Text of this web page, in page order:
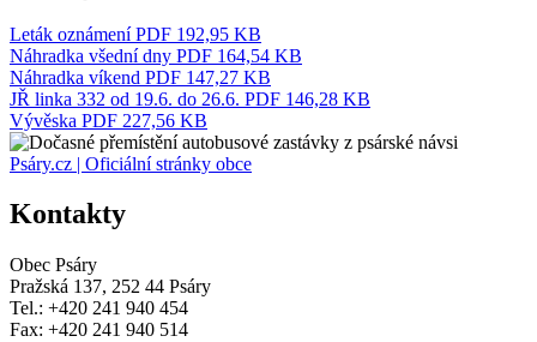
Leták oznámeníPDF 192,95 KB
Náhradka všední dny PDF 164,54 KB
Náhradka víkend PDF 147,27 KB
JŘ linka 332 od 19.6. do 26.6. PDF 146,28 KB
Vývěska PDF 227,56 KB
Psáry.cz | Oficiální stránky obce
Kontakty
Obec Psáry
Pražská 137, 252 44 Psáry
Tel.: +420 241 940 454
Fax: +420 241 940 514